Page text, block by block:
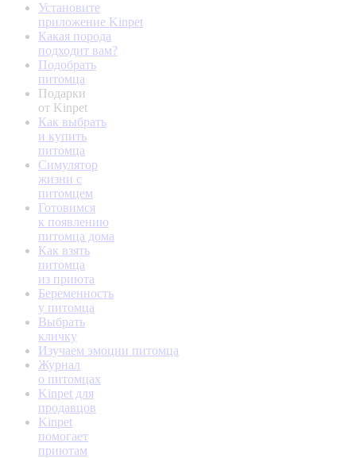
Установите
приложение Kinpet
Какая порода
подходит вам?
Подобрать
питомца
Подарки
от Kinpet
Как выбрать
и купить
питомца
Симулятор
жизни с
питомцем
Готовимся
к появлению
питомца дома
Как взять
питомца
из приюта
Беременность
у питомца
Выбрать
кличку
Изучаем эмоции питомца
Журнал
о питомцах
Kinpet для
продавцов
Kinpet
помогает
приютам